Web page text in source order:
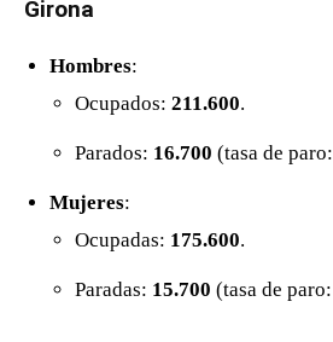
Girona
Hombres:
Ocupados: 211.600.
Parados: 16.700 (tasa de paro:
Mujeres:
Ocupadas: 175.600.
Paradas: 15.700 (tasa de paro: